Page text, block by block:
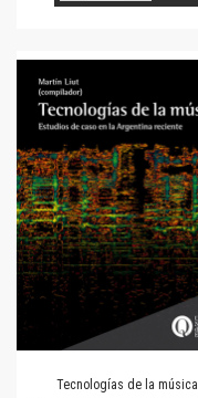
Tecnologías de la música